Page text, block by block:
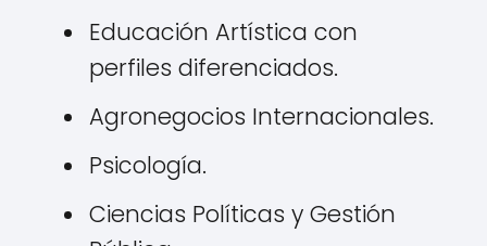
Educación Artística con
perfiles diferenciados.
Agronegocios Internacionales.
Psicología.
Ciencias Políticas y Gestión